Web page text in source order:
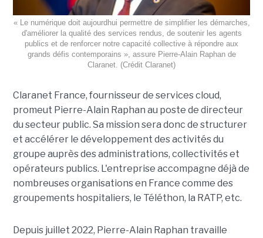
« Le numérique doit aujourdhui permettre de simplifier les démarches,
d'améliorer la qualité des services rendus, de soutenir les agents
publics et de renforcer notre capacité collective à répondre aux
grands défis contemporains », assure Pierre-Alain Raphan de
Claranet. (Crédit Claranet)
Claranet France, fournisseur de services cloud,
promeut Pierre-Alain Raphan au poste de directeur
du secteur public. Sa mission sera donc de structurer
et accélérer le développement des activités du
groupe auprès des administrations, collectivités et
opérateurs publics. L'entreprise accompagne déjà de
nombreuses organisations en France comme des
groupements hospitaliers, le Téléthon, la RATP, etc.
Depuis juillet 2022, Pierre-Alain Raphan travaille